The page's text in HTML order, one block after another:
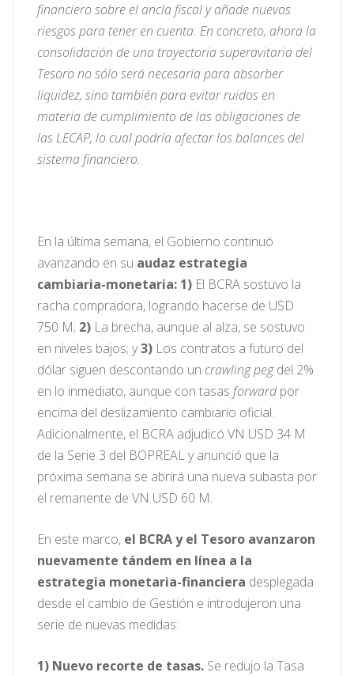
financiero sobre el ancla fiscal y añade nuevos
riesgos para tener en cuenta. En concreto, ahora la
consolidación de una trayectoria superavitaria del
Tesoro no sólo será necesaria para absorber
liquidez, sino también para evitar ruidos en
materia de cumplimiento de las obligaciones de
las LECAP, lo cual podría afectar los balances del
sistema financiero.
En la última semana, el Gobierno continuó
avanzando en su audaz estrategia
cambiaria-monetaria: 1) El BCRA sostuvo la
racha compradora, logrando hacerse de USD
750 M; 2) La brecha, aunque al alza, se sostuvo
en niveles bajos; y3) Los contratos a futuro del
dólar siguen descontando un crawling pegdel 2%
en lo inmediato, aunque con tasas forwardpor
encima del deslizamiento cambiario oficial.
Adicionalmente, el BCRA adjudicó VN USD 34 M
de la Serie 3 del BOPREAL y anunció que la
próxima semana se abrirá una nueva subasta por
el remanente de VN USD 60 M.
En este marco, el BCRA y el Tesoro avanzaron
nuevamente tándem en línea a la
estrategia monetaria-financiera desplegada
desde el cambio de Gestión e introdujeron una
serie de nuevas medidas:
1) Nuevo recorte de tasas. Se redujo la Tasa